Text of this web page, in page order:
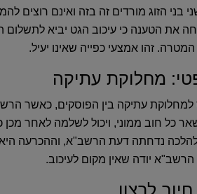
בני הזוג מורדים זה בזה ואינם
את הטענה כי עיכוב הגט יביא
זהו אמצעי כפייה שאינו יעיל‏.‏
מחלוקת עתיקה
למחלוקת עתיקה בין הפוסקים‏, כאשר
כל חוב ממוני‏,‏ ויכול לשלמה לאחר מכן
נדחתה דעת הרשב"א‏,‏ וההכרעה
יודה שאין מקום לעיכוב‏.‏
לרצון